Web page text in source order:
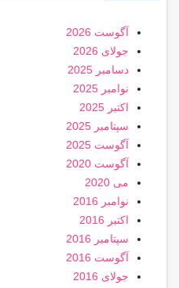
آگوست 2026
جولای 2026
دسامبر 2025
نوامبر 2025
اکتبر 2025
سپتامبر 2025
آگوست 2025
آگوست 2020
می 2020
نوامبر 2016
اکتبر 2016
سپتامبر 2016
آگوست 2016
جولای 2016